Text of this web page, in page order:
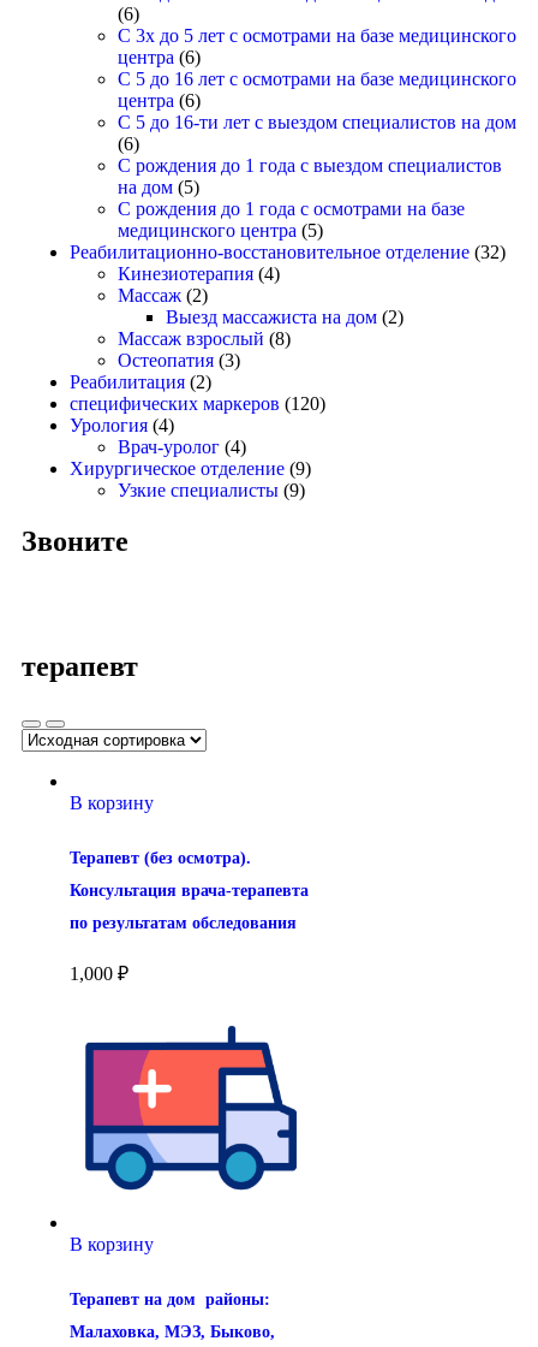
(6)
С 3х до 5 лет с осмотрами на базе медицинского
центра (6)
С 5 до 16 лет с осмотрами на базе медицинского
центра (6)
С 5 до 16-ти лет с выездом специалистов на дом
(6)
С рождения до 1 года с выездом специалистов
на дом (5)
С рождения до 1 года с осмотрами на базе
медицинского центра (5)
Реабилитационно-восстановительное отделение (32)
Кинезиотерапия (4)
Массаж (2)
Выезд массажиста на дом (2)
Массаж взрослый (8)
Остеопатия (3)
Реабилитация (2)
специфических маркеров (120)
Урология (4)
Врач-уролог (4)
Хирургическое отделение (9)
Узкие специалисты (9)
Звоните
терапевт
В корзину
Терапевт (без осмотра).
Консультация врача-терапевта
по результатам обследования
1,000 ₽
В корзину
Терапевт на дом  районы:
Малаховка, МЭЗ, Быково,